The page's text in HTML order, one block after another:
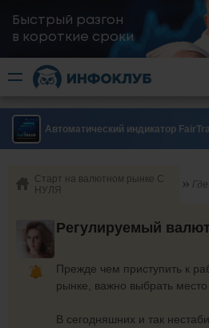
Быстрый разгон
​в короткие сроки
Автоматический индикатор
Старт на валютном рынке С
НУЛЯ
Регулируемый
Прежде чем приступить к
рынке, важно выбрать место
В сегодняшних и так